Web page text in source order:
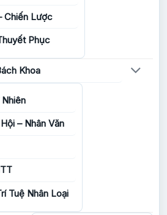
Chiến Lược
Phục
Khoa
– Nhân Văn
Tuệ Nhân Loại